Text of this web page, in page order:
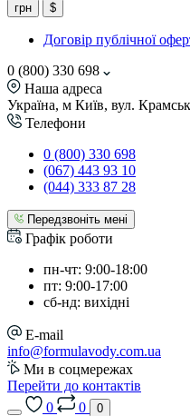
грн $
Договір публічної
0 (800) 330 698
Наша адреса
Україна, м Київ, вул.
Телефони
0 (800) 330 698
(067) 443 93 10
(044) 333 87 28
Передзвоніть мені
Графік роботи
пн-чт: 9:00-18:00
пт: 9:00-17:00
сб-нд: вихідні
E-mail
info@formulavody.com.ua
Ми в соцмережах
Перейти до контактів
0
0 0